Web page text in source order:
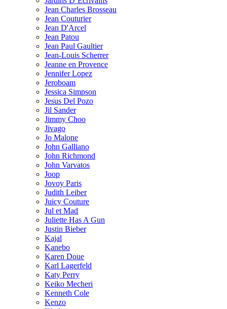
Jean Charles Brosseau
Jean Couturier
Jean D'Arcel
Jean Patou
Jean Paul Gaultier
Jean-Louis Scherrer
Jeanne en Provence
Jennifer Lopez
Jeroboam
Jessica Simpson
Jesus Del Pozo
Jil Sander
Jimmy Choo
Jivago
Jo Malone
John Galliano
John Richmond
John Varvatos
Joop
Jovoy Paris
Judith Leiber
Juicy Couture
Jul et Mad
Juliette Has A Gun
Justin Bieber
Kajal
Kanebo
Karen Doue
Karl Lagerfeld
Katy Perry
Keiko Mecheri
Kenneth Cole
Kenzo